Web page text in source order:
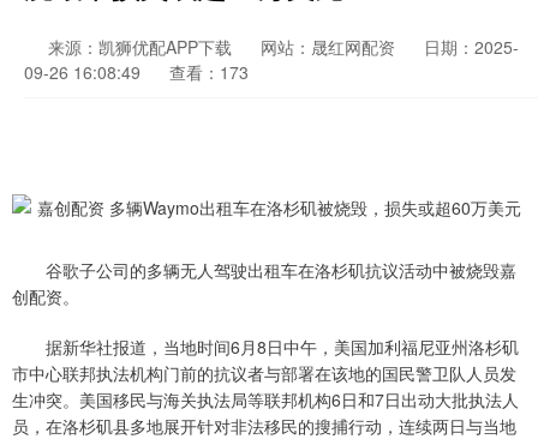
来源：凯狮优配APP下载 网站：晟红网配资
日期：2025-
09-26 16:08:49
查看：173
谷歌子公司的多辆无人驾驶出租车在洛杉矶抗议活动中被烧毁嘉
创配资。
据新华社报道，当地时间6月8日中午，美国加利福尼亚州洛杉矶
市中心联邦执法机构门前的抗议者与部署在该地的国民警卫队人员发
生冲突。美国移民与海关执法局等联邦机构6日和7日出动大批执法人
员，在洛杉矶县多地展开针对非法移民的搜捕行动，连续两日与当地